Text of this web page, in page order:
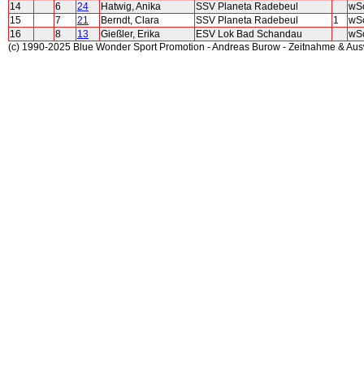
14
6 24 Hatwig, Anika SSV Planeta Radebeul
15
7 21 Berndt, Clara SSV Planeta Radebeul 1
16
8 13 Gießler, Erika ESV Lok Bad Schandau
(c) 1990-2025 Blue Wonder Sport Promotion - Andreas Burow - Zeitnahme &